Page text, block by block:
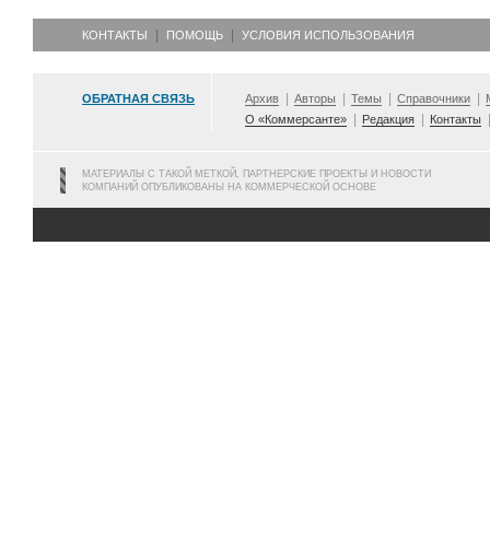
КОНТАКТЫ ПОМОЩЬ УСЛОВИЯ ИСПОЛЬЗОВАНИЯ
ОБРАТНАЯ СВЯЗЬ Архив Авторы Темы Справочники
О «Коммерсанте»
Редакция Контакты
МАТЕРИАЛЫ С ТАКОЙ МЕТКОЙ, ПАРТНЕРСКИЕ ПРОЕКТЫ И НОВОСТИ
КОМПАНИЙ ОПУБЛИКОВАНЫ НА КОММЕРЧЕСКОЙ ОСНОВЕ